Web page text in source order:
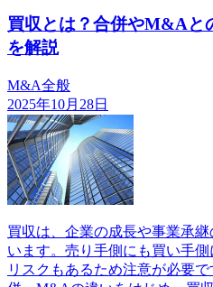
買収とは？合併やM&Aと
を解説
M&A全般
2025年10月28日
買収は、企業の成長や事業承
います。売り手側にも買い手側
リスクもあるため注意が必要